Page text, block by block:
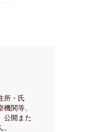
所・氏
関等、
公開また